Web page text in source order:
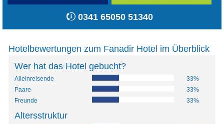
0341 65050 51340
Hotelbewertungen zum Fanadir Hotel im Überblick
Wer hat das Hotel gebucht?
Alleinreisende
33%
Paare
33%
Freunde
33%
Altersstruktur